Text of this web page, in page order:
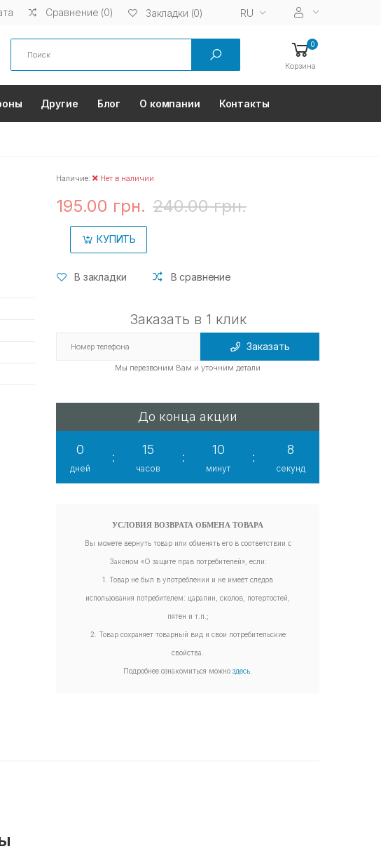
Сравнение (0) Закладки (0) RU
Search 0
Корзина
Другие Блог О компании Контакты
Наличие: Нет в наличии
195.00 грн. 240.00 грн.
КУПИТЬ
В закладки В сравнение
Заказать в 1 клик
Заказать
Мы перезвоним Вам и уточним детали
До конца акции
0
дней
:
15
часов
:
10
минут
:
8
секунд
УСЛОВИЯ ВОЗВРАТА ОБМЕНА ТОВАРА
Вы можете вернуть товар или обменять его в соответствии с
Законом «О защите прав потребителей», если:
1. Товар не был в употреблении и не имеет следов
использования потребителем: царапин, сколов, потертостей,
пятен и т.п.;
2. Товар сохраняет товарный вид и свои потребительские
свойства.
Подробнее ознакомиться можно здесь